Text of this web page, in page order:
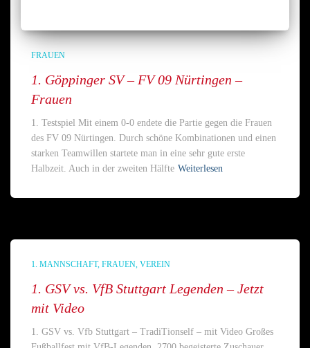
FRAUEN
1. Göppinger SV – FV 09 Nürtingen –
Frauen
1. Testspiel Mit einem 0-0 endete die Partie gegen die Frauen
des FV 09 Nürtingen. Durch schöne Kombinationen und einen
starken Teamwillen startete man in eine sehr gute erste
Halbzeit. Auch in der zweiten Hälfte Weiterlesen
1. MANNSCHAFT FRAUEN VEREIN
1. GSV vs. VfB Stuttgart Legenden – Jetzt
mit Video
1. GSV vs. Vfb Stuttgart – TradiTionself – mit Video Großes